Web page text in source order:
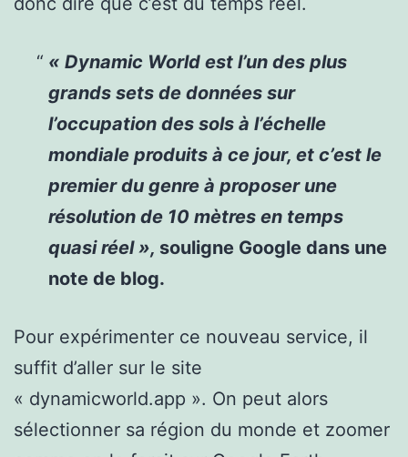
« Dynamic World est l’un des plus
grands sets de données sur
l’occupation des sols à l’échelle
mondiale produits à ce jour, et c’est le
premier du genre à proposer une
résolution de 10 mètres en temps
quasi réel », souligne Google dans une
note de blog.
Pour expérimenter ce nouveau service, il
suffit d’aller sur le site
« dynamicworld.app ». On peut alors
sélectionner sa région du monde et zoomer